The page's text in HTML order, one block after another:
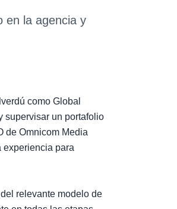
en la agencia y
como Global
supervisar un portafolio
de Omnicom Media
experiencia para
relevante modelo de